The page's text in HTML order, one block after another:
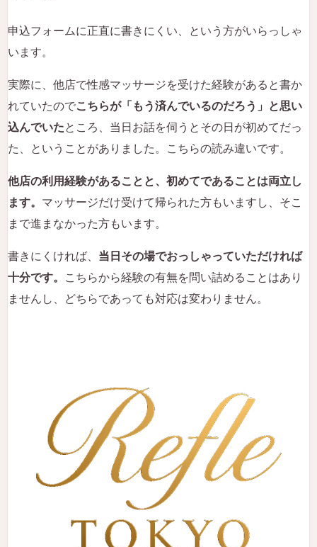
申込フォームに正直に書きにくい、という方がいらっしゃ
います。
実際に、他店で性感マッサージを受けた経験があると書か
れていたのでこちらが「もう済んでいるのだろう」と思い
込んでいたところ、当日お話を伺うとその日が初めてだっ
た、ということがありました。こちらの読み違いです。
他店の利用経験があることと、初めてであることは両立し
ます。 マッサージだけ受けて帰られた方もいますし、そこ
まで進まなかった方もいます。
書きにくければ、 当日その場でおっしゃっていただければ
十分です。
こちらから経験の有無を問い詰めることはあり
ませんし、どちらであっても対応は変わりません。